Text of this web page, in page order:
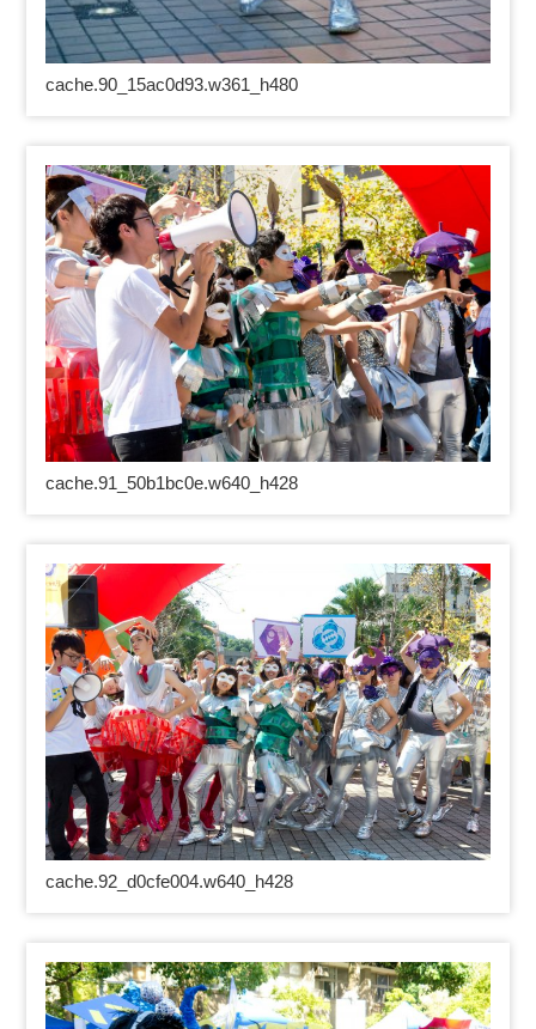
cache.90_15ac0d93.w361_h480
cache.91_50b1bc0e.w640_h428
cache.92_d0cfe004.w640_h428